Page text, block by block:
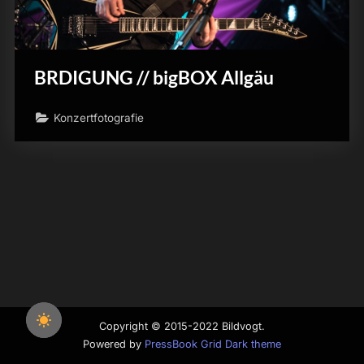
BRDIGUNG // bigBOX Allgäu
Konzertfotografie
Copyright © 2015-2022 Bildvogt.
Powered by PressBook Grid Dark theme